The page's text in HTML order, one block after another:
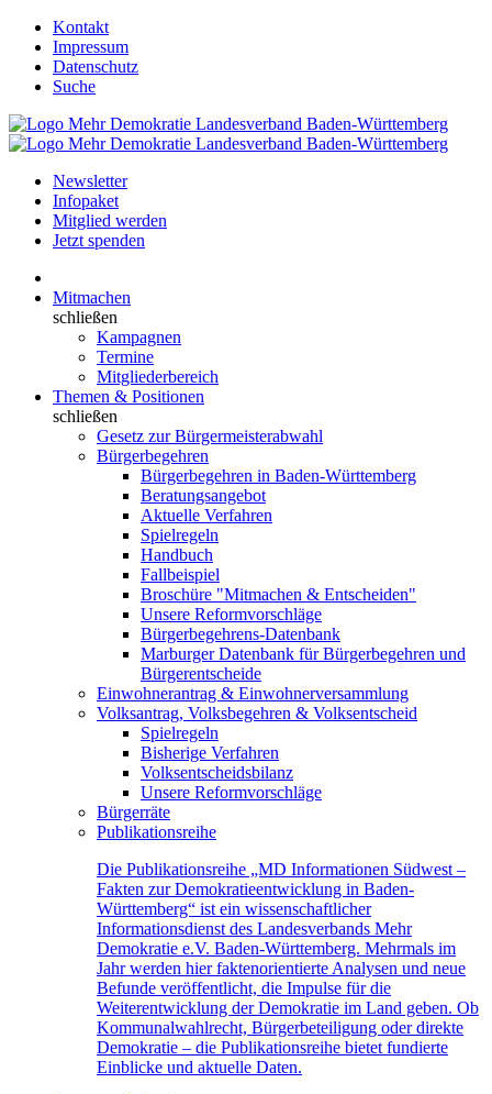
Kontakt
Impressum
Datenschutz
Suche
Newsletter
Infopaket
Mitglied werden
Jetzt spenden
Mitmachen
schließen
Kampagnen
Termine
Mitgliederbereich
Themen & Positionen
schließen
Gesetz zur Bürgermeisterabwahl
Bürgerbegehren
Bürgerbegehren in Baden-Württemberg
Beratungsangebot
Aktuelle Verfahren
Spielregeln
Handbuch
Fallbeispiel
Broschüre "Mitmachen & Entscheiden"
Unsere Reformvorschläge
Bürgerbegehrens-Datenbank
Marburger Datenbank für Bürgerbegehren und
Bürgerentscheide
Einwohnerantrag & Einwohnerversammlung
Volksantrag, Volksbegehren & Volksentscheid
Spielregeln
Bisherige Verfahren
Volksentscheidsbilanz
Unsere Reformvorschläge
Bürgerräte
Publikationsreihe
Die Publikationsreihe „MD Informationen Südwest –
Fakten zur Demokratieentwicklung in Baden-
Württemberg“ ist ein wissenschaftlicher
Informationsdienst des Landesverbands Mehr
Demokratie e.V. Baden-Württemberg. Mehrmals im
Jahr werden hier faktenorientierte Analysen und neue
Befunde veröffentlicht, die Impulse für die
Weiterentwicklung der Demokratie im Land geben. Ob
Kommunalwahlrecht, Bürgerbeteiligung oder direkte
Demokratie – die Publikationsreihe bietet fundierte
Einblicke und aktuelle Daten.